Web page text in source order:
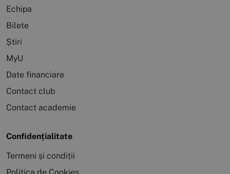
Echipa
Bilete
Știri
MyU
Date financiare
Contact club
Contact academie
Confidențialitate
Termeni și condiții